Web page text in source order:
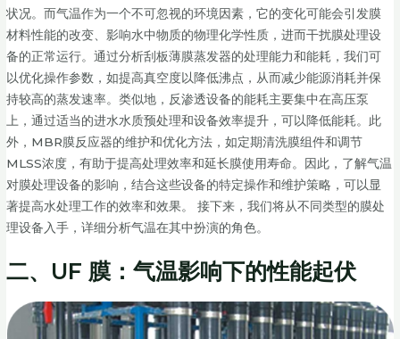
状况。而气温作为一个不可忽视的环境因素，它的变化可能会引发膜
材料性能的改变、影响水中物质的物理化学性质，进而干扰膜处理设
备的正常运行。通过分析刮板薄膜蒸发器的处理能力和能耗，我们可
以优化操作参数，如提高真空度以降低沸点，从而减少能源消耗并保
持较高的蒸发速率。类似地，反渗透设备的能耗主要集中在高压泵
上，通过适当的进水水质预处理和设备效率提升，可以降低能耗。此
外，MBR膜反应器的维护和优化方法，如定期清洗膜组件和调节
MLSS浓度，有助于提高处理效率和延长膜使用寿命。因此，了解气温
对膜处理设备的影响，结合这些设备的特定操作和维护策略，可以显
著提高水处理工作的效率和效果。 接下来，我们将从不同类型的膜处
理设备入手，详细分析气温在其中扮演的角色。
二、UF 膜：气温影响下的性能起伏